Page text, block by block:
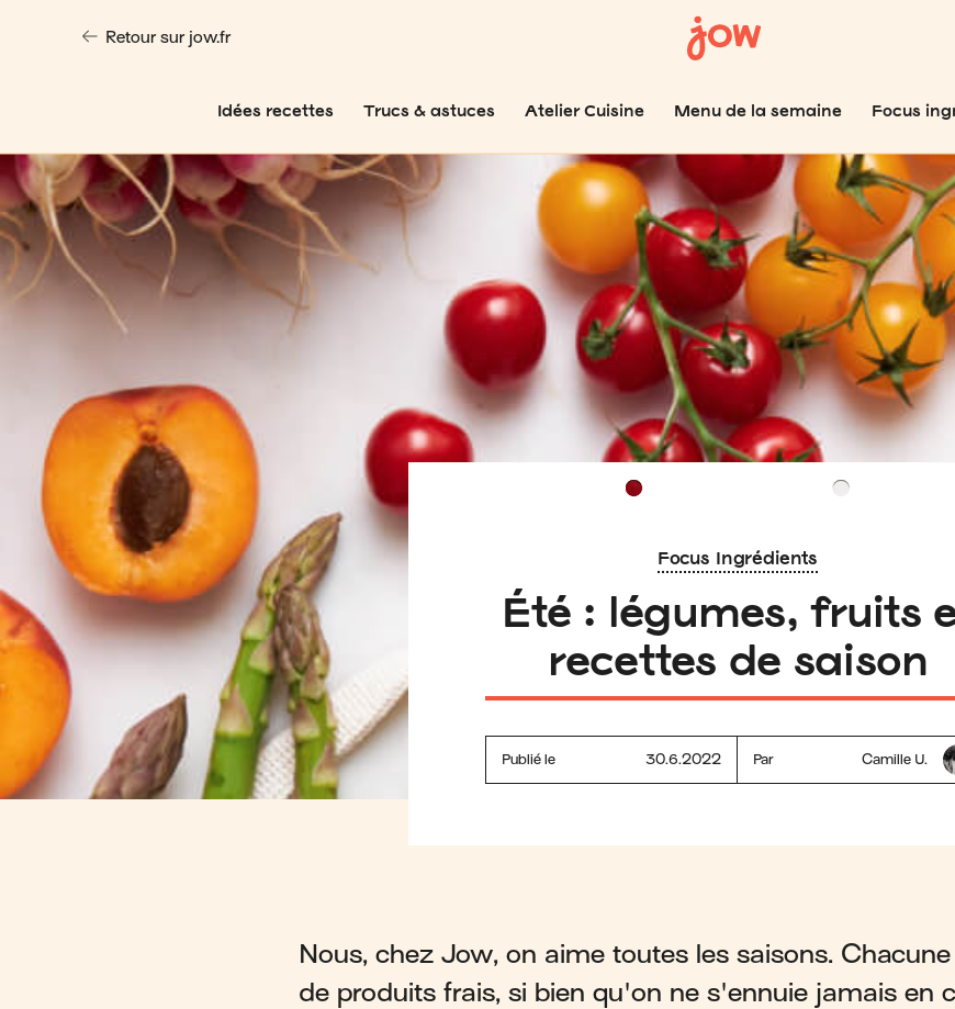
Retour sur jow.fr
Idées recettes Trucs & astuces Atelier Cuisine Menu de la semaine Focus
Focus Ingrédients
Été : légumes, fruits
recettes de saison
Publié le 30.6.2022 Par Camille U.
Nous, chez Jow, on aime toutes les saisons.
de produits frais, si bien qu'on ne s'ennuie jamais en